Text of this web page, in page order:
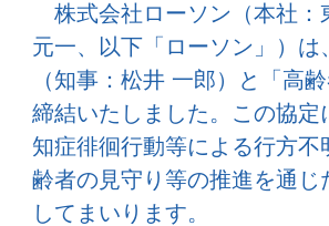
株式会社ローソン（本社：
元一、以下「ローソン」）
（知事：松井 一郎）と「高
締結いたしました。この協
知症徘徊行動等による行方
齢者の見守り等の推進を通
してまいります。